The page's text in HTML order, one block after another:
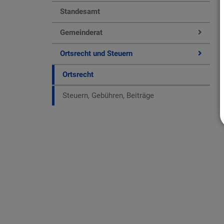
Standesamt
Gemeinderat
Ortsrecht und Steuern
Ortsrecht
Steuern, Gebühren, Beiträge